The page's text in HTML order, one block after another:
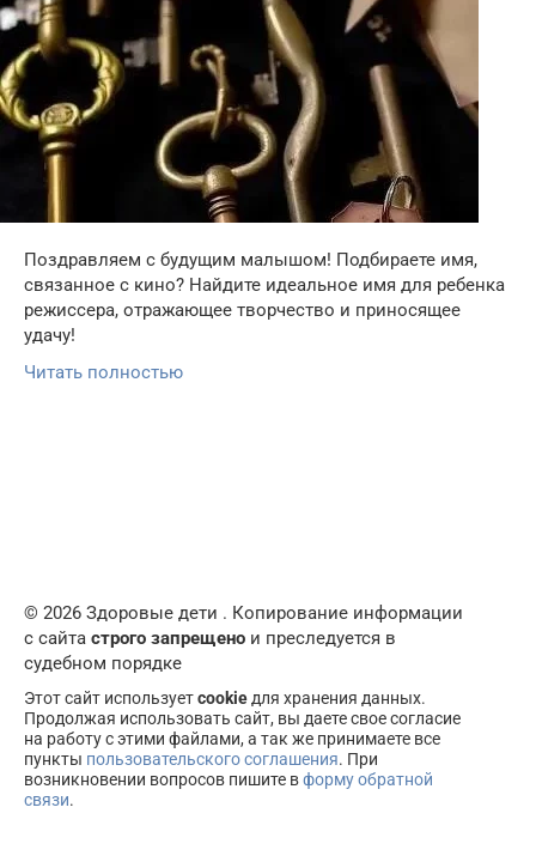
Поздравляем с будущим малышом! Подбираете имя,
связанное с кино? Найдите идеальное имя для ребенка
режиссера, отражающее творчество и приносящее
удачу!
Читать полностью
© 2026 Здоровые дети . Копирование информации
с сайта строго запрещено и преследуется в
судебном порядке
Этот сайт используетcookie для хранения данных.
Продолжая использовать сайт, вы даете свое согласие
на работу с этими файлами, а так же принимаете все
пункты пользовательского соглашения. При
возникновении вопросов пишите вформу обратной
связи.